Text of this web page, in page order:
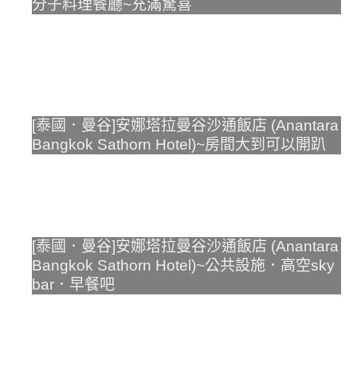
分子料理餐廳~充滿驚喜
[泰國．曼谷]安娜塔拉曼谷沙通飯店 (Anantara
Bangkok Sathorn Hotel)~房間大到可以開趴
[泰國．曼谷]安娜塔拉曼谷沙通飯店 (Anantara
Bangkok Sathorn Hotel)~公共設施．高空sky
bar．早餐吧